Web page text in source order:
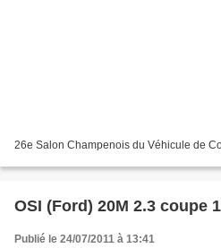
26e Salon Champenois du Véhicule de
OSI (Ford) 20M 2.3 coupe
Publié le 24/07/2011 à 13:41